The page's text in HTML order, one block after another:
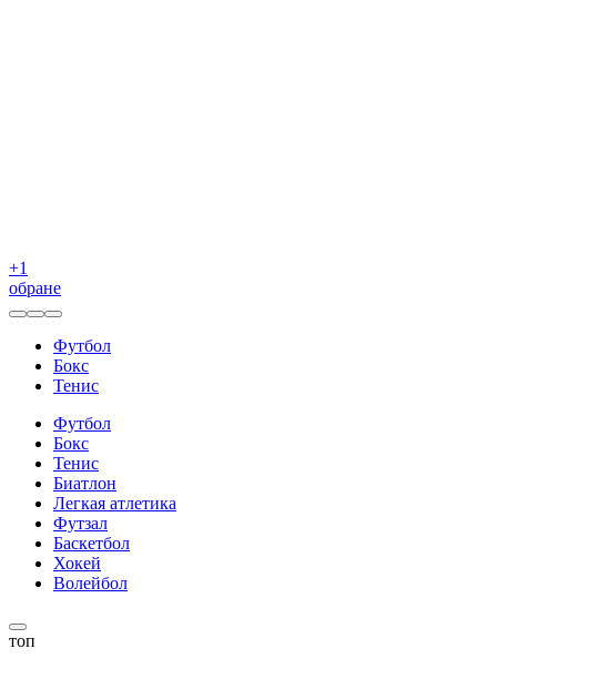
+1
обране
Футбол
Бокс
Тенис
Футбол
Бокс
Тенис
Биатлон
Легкая атлетика
Футзал
Баскетбол
Хокей
Волейбол
топ